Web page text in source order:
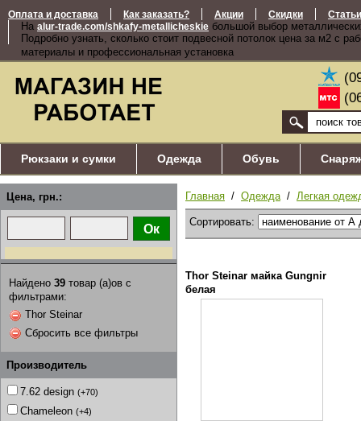
Оплата и доставка Как заказать? Акции Скидки Статьи
На alur-trade.com/shkafy-metallicheskie большой выбор
Подробно узнать, сколько стоит подвесной потолок цена за м2 с
материалы и профессиональная установка
Рюкзаки и сумки Одежда Обувь
Цена, грн.:
Найдено 39 товар (а)ов с
фильтрами:
Thor Steinar
Сбросить все фильтры
Производитель
7.62 design (+70)
Chameleon (+4)
Главная / Одежда/ Легкая
Сортировать:
Thor Steinar майка Gungnir
белая